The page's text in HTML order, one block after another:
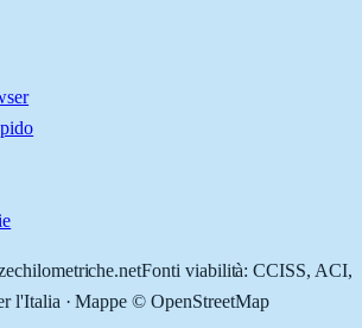
Fonti viabilità: CCISS, ACI,
l'Italia · Mappe © OpenStreetMap